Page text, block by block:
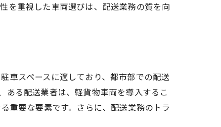
を重視した車両選びは、配送業務の質を向
車スペースに適しており、都市部での配送
ある配送業者は、軽貨物車両を導入するこ
重要な要素です。さらに、配送業務のトラ